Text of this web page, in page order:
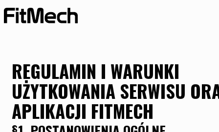
REGULAMIN I WARUNKI
UŻYTKOWANIA SERWISU
APLIKACJI FITMECH